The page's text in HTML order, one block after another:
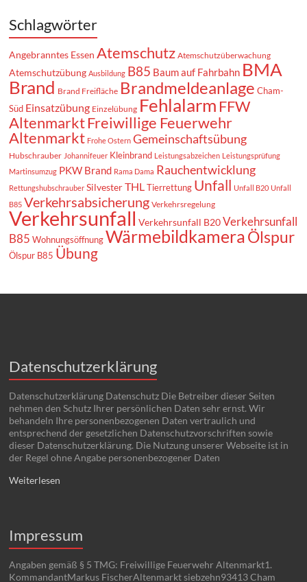
Schlagwörter
Angebranntes Essen Atemschutz Atemschutzüberwachung
Atemschutzübung Ausbildung B85 Baum auf Fahrbahn BMA
Brand Brand Freifläche Brandmeldeanlage Cham-
Süd Einsatzübung Einzelübung Fehlalarm FFW
AltenmarktFreiwillige Feuerwehr
Altenmarkt Frohe Ostern Gemeinschaftsübung
Hubschrauber Johannifeuer Kleinbrand Leistungsabzeichen Leistungsprüfung
Martinsumzug PKW Brand Rama Dama Rauchentwicklung
Rettungshubschrauber Silvester THL Tierrettung Unfall Unfall B20 Unfall
B85 Verkehrsabsicherung Verkehrsregelung
Verkehrsunfall Verkehrsunfall B20 Verkehrsunfall
B85 Wohnungsöffnung WärmebildkameraÖlspur
Ölspur B85 Übung
Datenschutzerklärung
Datenschutzerklärung Datenschutz Die Betreiber dieser Seiten
nehmen den Schutz Ihrer persönlichen Daten sehr ernst. Wir
behandeln Ihre personenbezogenen Daten vertraulich und
entsprechend der gesetzlichen Datenschutzvorschriften sowie
dieser Datenschutzerklärung. Die Nutzung unserer Webseite ist in
der Regel ohne Angabe personenbezogener Daten
Weiterlesen
Impressum
Angaben gemäß § 5 TMG: Freiwillige Feuerwehr Altenmarkt1.
KommandantMarkus FischerAltenmarkt siebzehn93413 Cham